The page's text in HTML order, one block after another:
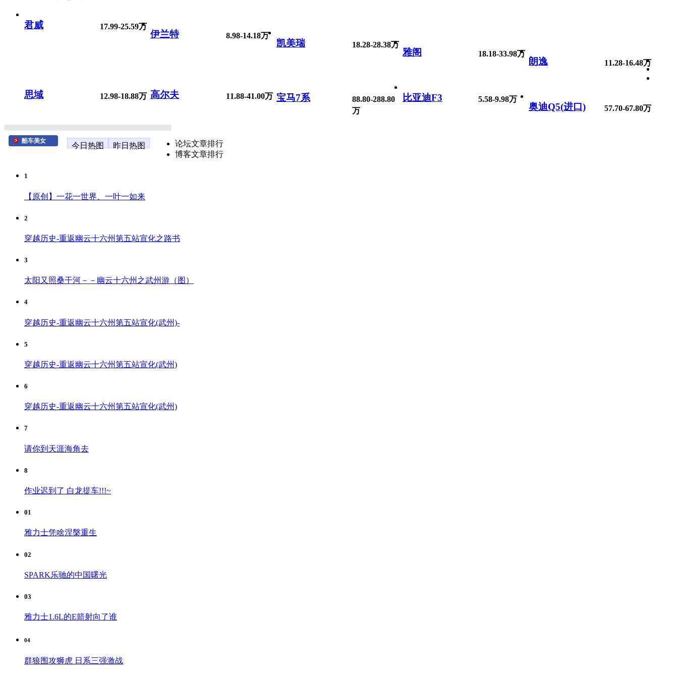
君威 17.99-25.59万
伊兰特 8.98-14.18万
凯美瑞 18.28-28.38万
雅阁 18.18-33.98万
朗逸 11.28-16.48万
思域 12.98-18.88万 高尔夫 11.88-41.00万 宝马7系
88.80-288.80
万
比亚迪F3 5.58-9.98万
奥迪Q5(进口) 57.70-67.80万
酷车美女
今日热图 昨日热图
论坛文章排行
博客文章排行
1
【原创】一花一世界、一叶一如来
2
穿越历史-重返幽云十六州第五站宣化之路书
3
太阳又照桑干河－－幽云十六州之武州游（图）
4
穿越历史-重返幽云十六州第五站宣化(武州)-
5
穿越历史-重返幽云十六州第五站宣化(武州)
6
穿越历史-重返幽云十六州第五站宣化(武州)
7
请你到天涯海角去
8
作业迟到了 白龙提车!!!~
01
雅力士凭啥涅槃重生
02
SPARK乐驰的中国曙光
03
雅力士1.6L的E箭射向了谁
04
群狼围攻狮虎 日系三强激战